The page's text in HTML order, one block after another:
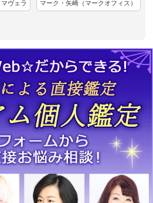
ヴェラ マーク・矢崎（マークオフィス）